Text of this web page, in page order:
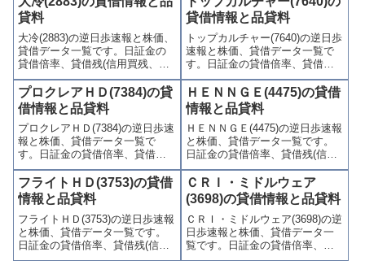
喚起・申込停止)など、空売り関
連情報を集計し、図解でわかり
やすくまとめて掲載していま
す。
(注意喚起・申込停止)など、空売
り関連情報を集計し、図解でわ
かりやすくまとめて掲載してい
ます。
貸料
大冷(2883)の逆日歩速報と株価、
貸借データ一覧です。日証金の
貸借倍率、貸借残(信用買残、信
用売残)、品貸料(逆日歩)、東証
の週末残高、規制(注意喚起・申
込停止)など、空売り関連情報を
集計し、図解でわかりやすくま
とめて掲載しています。
貸借情報と品貸料
トップカルチャー(7640)の逆日歩
速報と株価、貸借データ一覧で
す。日証金の貸借倍率、貸借残
(信用買残、信用売残)、品貸料
(逆日歩)、東証の週末残高、規制
(注意喚起・申込停止)など、空売
り関連情報を集計し、図解でわ
かりやすくまとめて掲載してい
ます。
プロクレアＨＤ(7384)の貸
借情報と品貸料
プロクレアＨＤ(7384)の逆日歩速
報と株価、貸借データ一覧で
す。日証金の貸借倍率、貸借残
(信用買残、信用売残)、品貸料
(逆日歩)、東証の週末残高、規制
(注意喚起・申込停止)など、空売
り関連情報を集計し、図解でわ
かりやすくまとめて掲載してい
ます。
ＨＥＮＮＧＥ(4475)の貸借
情報と品貸料
ＨＥＮＮＧＥ(4475)の逆日歩速報
と株価、貸借データ一覧です。
日証金の貸借倍率、貸借残(信用
買残、信用売残)、品貸料(逆日
歩)、東証の週末残高、規制(注意
喚起・申込停止)など、空売り関
連情報を集計し、図解でわかり
やすくまとめて掲載していま
す。
フライトＨＤ(3753)の貸借
情報と品貸料
フライトＨＤ(3753)の逆日歩速報
と株価、貸借データ一覧です。
日証金の貸借倍率、貸借残(信用
買残、信用売残)、品貸料(逆日
ＣＲＩ・ミドルウェア
(3698)の貸借情報と品貸料
ＣＲＩ・ミドルウェア(3698)の逆
日歩速報と株価、貸借データ一
覧です。日証金の貸借倍率、貸
借残(信用買残、信用売残)、品貸